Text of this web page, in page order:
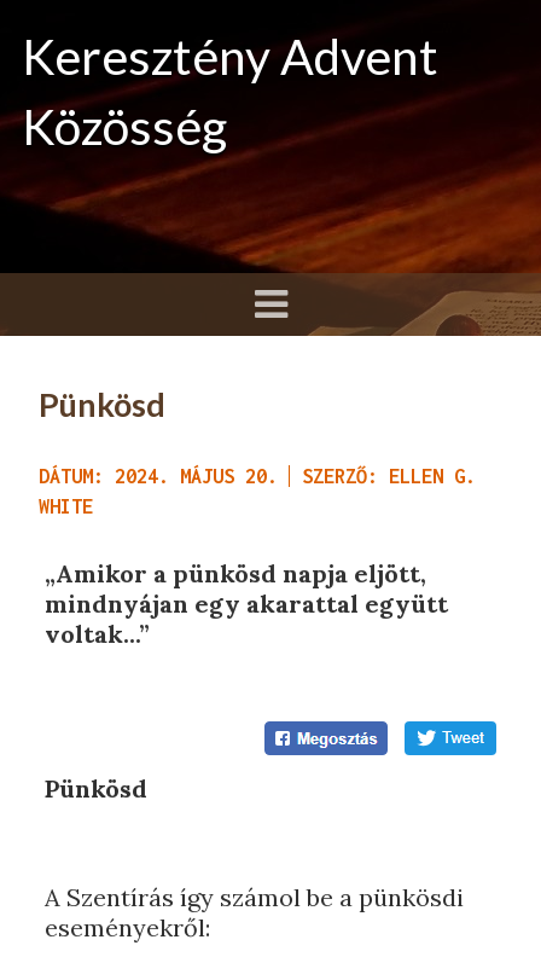
Keresztény Advent
Közösség
Pünkösd
DÁTUM: 2024. MÁJUS 20.
SZERZŐ: ELLEN G.
WHITE
„Amikor a pünkösd napja eljött,
mindnyájan egy akarattal együtt
voltak...”
Pünkösd
A Szentírás így számol be a pünkösdi
eseményekről: